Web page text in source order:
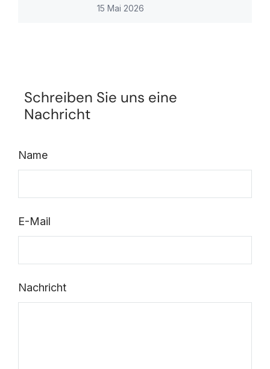
15 Mai 2026
Schreiben Sie uns eine
Nachricht
Name
E-Mail
Nachricht